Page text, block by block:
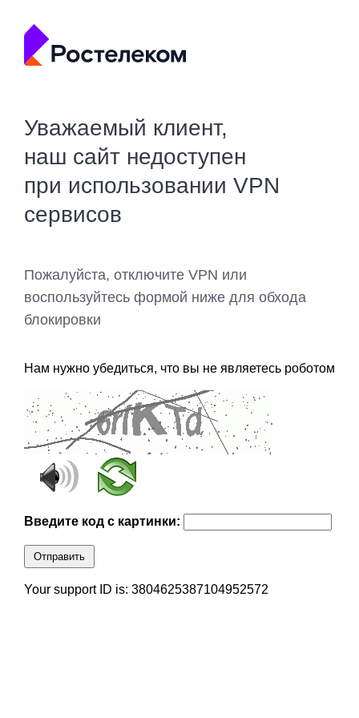
Уважаемый клиент,
наш сайт недоступен
при использовании VPN
сервисов
Пожалуйста, отключите VPN или
воспользуйтесь формой ниже для обхода
блокировки
Нам нужно убедиться, что вы не являетесь роботом
Введите код с картинки:
Отправить
Your support ID is: 3804625387104952572